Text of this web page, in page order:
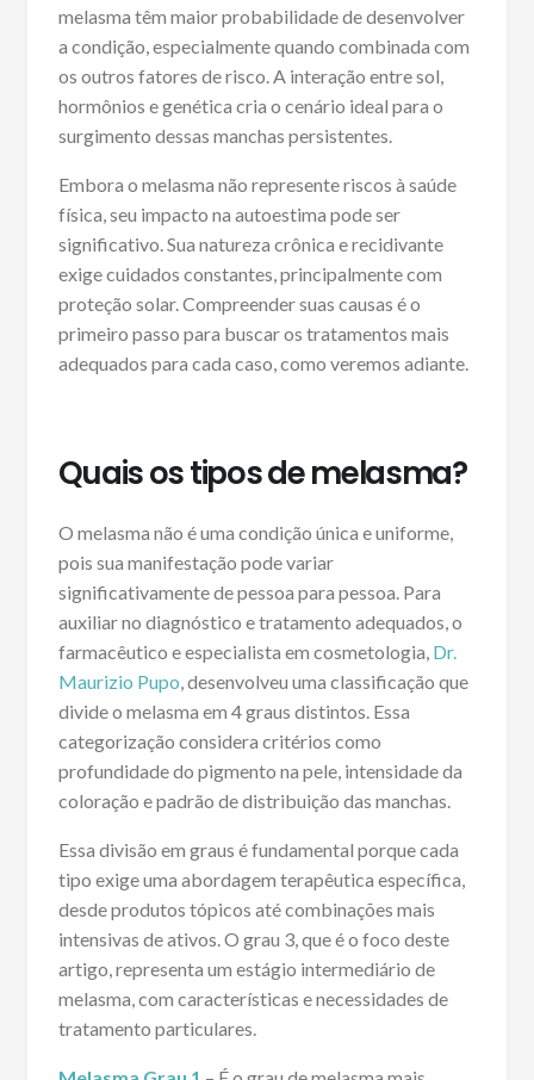
melasma têm maior probabilidade de desenvolver
a condição, especialmente quando combinada com
os outros fatores de risco. A interação entre sol,
hormônios e genética cria o cenário ideal para o
surgimento dessas manchas persistentes.
Embora o melasma não represente riscos à saúde
física, seu impacto na autoestima pode ser
significativo. Sua natureza crônica e recidivante
exige cuidados constantes, principalmente com
proteção solar. Compreender suas causas é o
primeiro passo para buscar os tratamentos mais
adequados para cada caso, como veremos adiante.
Quais os tipos de melasma?
O melasma não é uma condição única e uniforme,
pois sua manifestação pode variar
significativamente de pessoa para pessoa. Para
auxiliar no diagnóstico e tratamento adequados, o
farmacêutico e especialista em cosmetologia, Dr.
Maurizio Pupo , desenvolveu uma classificação que
divide o melasma em 4 graus distintos. Essa
categorização considera critérios como
profundidade do pigmento na pele, intensidade da
coloração e padrão de distribuição das manchas.
Essa divisão em graus é fundamental porque cada
tipo exige uma abordagem terapêutica específica,
desde produtos tópicos até combinações mais
intensivas de ativos. O grau 3, que é o foco deste
artigo, representa um estágio intermediário de
melasma, com características e necessidades de
tratamento particulares.